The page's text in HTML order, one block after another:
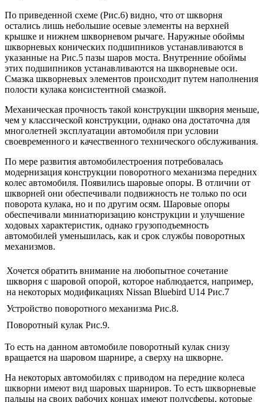
По приведенной схеме (Рис.6) видно, что от шкворня
остались лишь небольшие осевые элементы на верхней
крышке и нижнем шкворневом рычаге. Наружные обоймы
шкворневых конических подшипников устанавливаются в
указанные на Рис.5 пазы шаров моста. Внутренние обоймы
этих подшипников устанавливаются на шкворневые оси.
Смазка шкворневых элементов происходит путем наполнения
полости кулака консистентной смазкой.
Механическая прочность такой конструкции шкворня меньше,
чем у классической конструкции, однако она достаточна для
многолетней эксплуатации автомобиля при условии
своевременного и качественного технического обслуживания.
По мере развития автомобилестроения потребовалась
модернизация конструкции поворотного механизма передних
колес автомобиля. Появились шаровые опоры. В отличии от
шкворней они обеспечивали подвижность не только по оси
поворота кулака, но и по другим осям. Шаровые опоры
обеспечивали миниатюризацию конструкции и улучшение
ходовых характеристик, однако грузоподъемность
автомобилей уменьшилась, как и срок службы поворотных
механизмов.
Хочется обратить внимание на любопытное сочетание
шкворня с шаровой опорой, которое наблюдается, например,
на некоторых модификациях Nissan Bluebird U14 Рис.7
Устройство поворотного механизма Рис.8.
Поворотный кулак Рис.9.
То есть на данном автомобиле поворотный кулак снизу
вращается на шаровом шарнире, а сверху на шкворне.
На некоторых автомобилях с приводом на передние колеса
шкворни имеют вид шаровых шарниров. То есть шкворневые
пальцы на своих рабочих концах имеют полусферы, которые